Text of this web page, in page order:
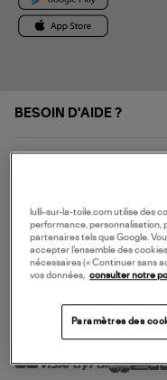
BESOIN D'AIDE ?
NOS SERVICES
SERVICE CLIENT
MODE DE PAIEMENT
lulli-sur-la-toile.com utilise des
performance, personnalisation,
partenaires tels que Google.
accepter l’ensemble des
nécessaires (« Continuer sans
vos données,
consulter notre
Paramètres des